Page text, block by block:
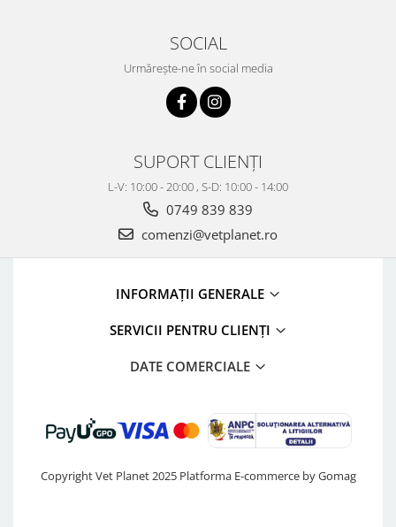
SOCIAL
Urmărește-ne în social media
SUPORT CLIENȚI
L-V: 10:00 - 20:00 , S-D: 10:00 - 14:00
0749 839 839
comenzi@vetplanet.ro
INFORMAȚII GENERALE
SERVICII PENTRU CLIENȚI
DATE COMERCIALE
Copyright Vet Planet 2025 Platforma E-commerce by Gomag